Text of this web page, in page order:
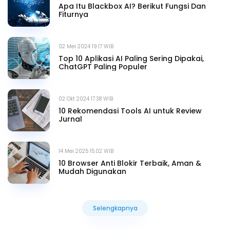
Apa Itu Blackbox AI? Berikut Fungsi Dan
Fiturnya
02 Mei 2024 19.17 WIB
Top 10 Aplikasi AI Paling Sering Dipakai,
ChatGPT Paling Populer
02 Okt 2024 17.38 WIB
10 Rekomendasi Tools AI untuk Review
Jurnal
14 Mei 2025 15.02 WIB
10 Browser Anti Blokir Terbaik, Aman &
Mudah Digunakan
Selengkapnya